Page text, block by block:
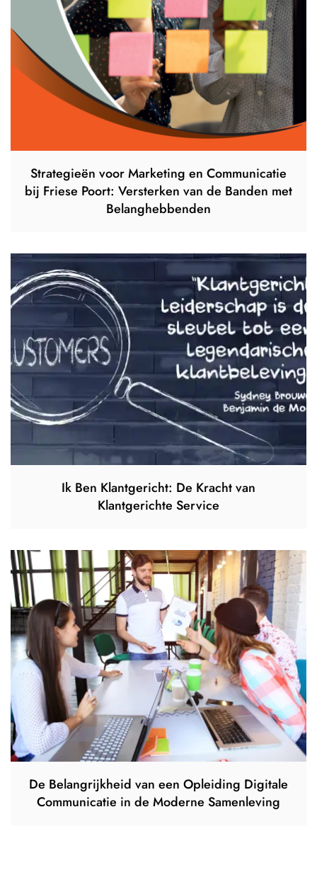
Strategieën voor Marketing en Communicatie
bij Friese Poort: Versterken van de Banden met
Belanghebbenden
Ik Ben Klantgericht: De Kracht van
Klantgerichte Service
De Belangrijkheid van een Opleiding Digitale
Communicatie in de Moderne Samenleving